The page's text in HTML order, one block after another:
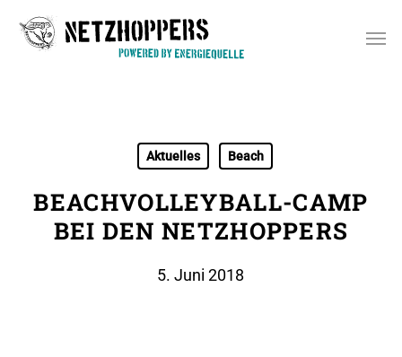
Aktuelles Beach
BEACHVOLLEYBALL-CAMP
BEI DEN NETZHOPPERS
5. Juni 2018